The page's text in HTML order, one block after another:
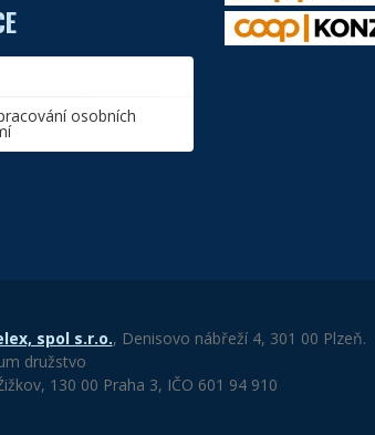
osobních
spol s.r.o., Denisovo nábřeží 4, 301 00 Plzeň.
družstvo
130 00 Praha 3, IČO 601 94 910